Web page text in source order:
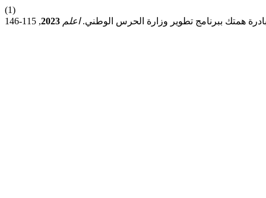
(1)
همتك ببرنامج تطوير وزارة الحرس الوطني.اعلم 2023